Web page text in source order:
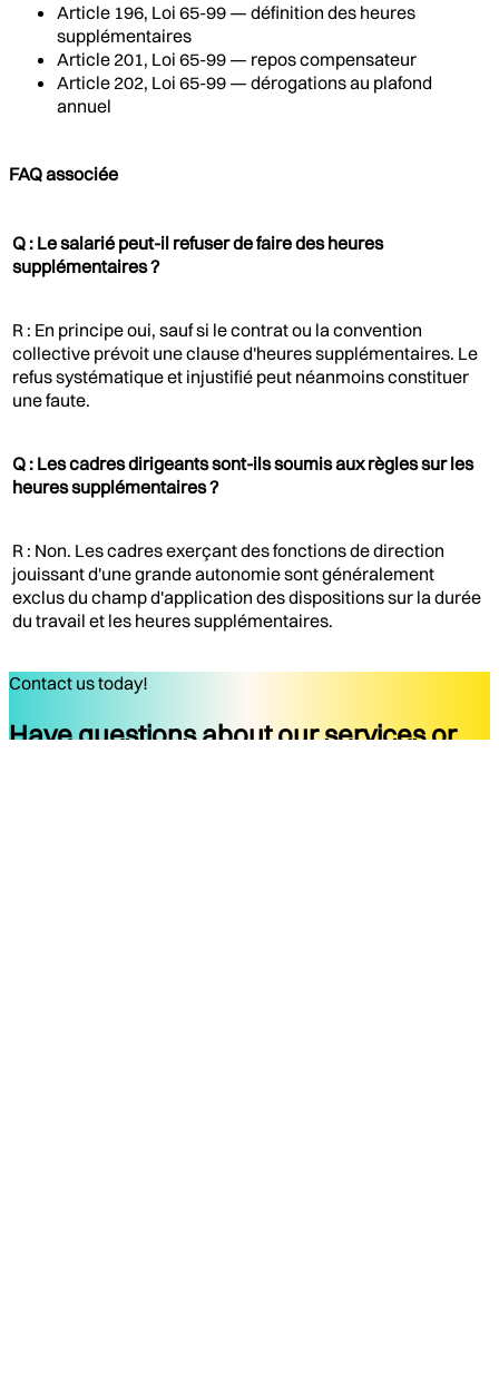
Article 196, Loi 65-99 — définition des heures
supplémentaires
Article 201, Loi 65-99 — repos compensateur
Article 202, Loi 65-99 — dérogations au plafond
annuel
FAQ associée
Q : Le salarié peut-il refuser de faire des heures
supplémentaires ?
R : En principe oui, sauf si le contrat ou la convention
collective prévoit une clause d'heures supplémentaires. Le
refus systématique et injustifié peut néanmoins constituer
une faute.
Q : Les cadres dirigeants sont-ils soumis aux règles sur les
heures supplémentaires ?
R : Non. Les cadres exerçant des fonctions de direction
jouissant d'une grande autonomie sont généralement
exclus du champ d'application des dispositions sur la durée
du travail et les heures supplémentaires.
Contact us today!
Have questions about our services or